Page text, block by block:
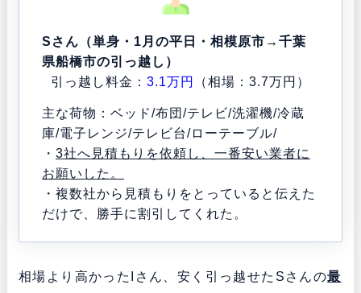
Sさん（単身・1月の平日・相模原市→千葉
県船橋市の引っ越し）
引っ越し料金： 3.1万円 （相場：3.7万円）
主な荷物：ベッド/布団/テレビ/洗濯機/冷蔵
庫/電子レンジ/テレビ台/ローテーブル/
・ 3社へ見積もりを依頼し、一番安い業者に
お願いした。
・複数社から見積もりをとっていると伝えた
だけで、勝手に割引してくれた。
相場より高かったIさん、安く引っ越せたSさんの最